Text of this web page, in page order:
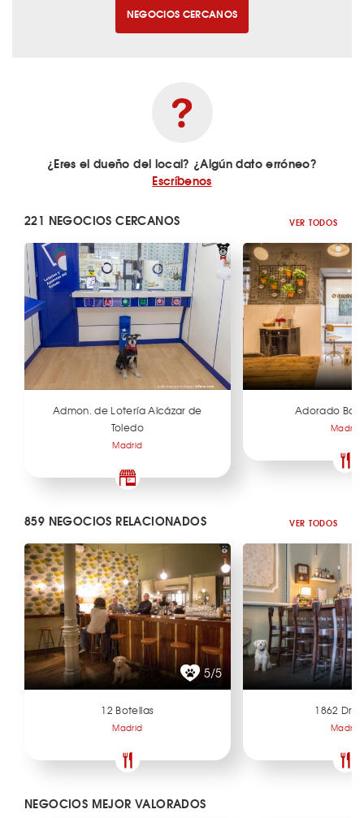
NEGOCIOS CERCANOS
¿Eres el dueño del local? ¿Algún dato erróneo?
Escríbenos
221 NEGOCIOS CERCANOS VER TODOS
Admon. de Lotería Alcázar de
Toledo
Madrid
Adorado Bar
Madrid
859 NEGOCIOS RELACIONADOS VER TODOS
5/5
12 Botellas
Madrid
1862 Dry
Madrid
NEGOCIOS MEJOR VALORADOS